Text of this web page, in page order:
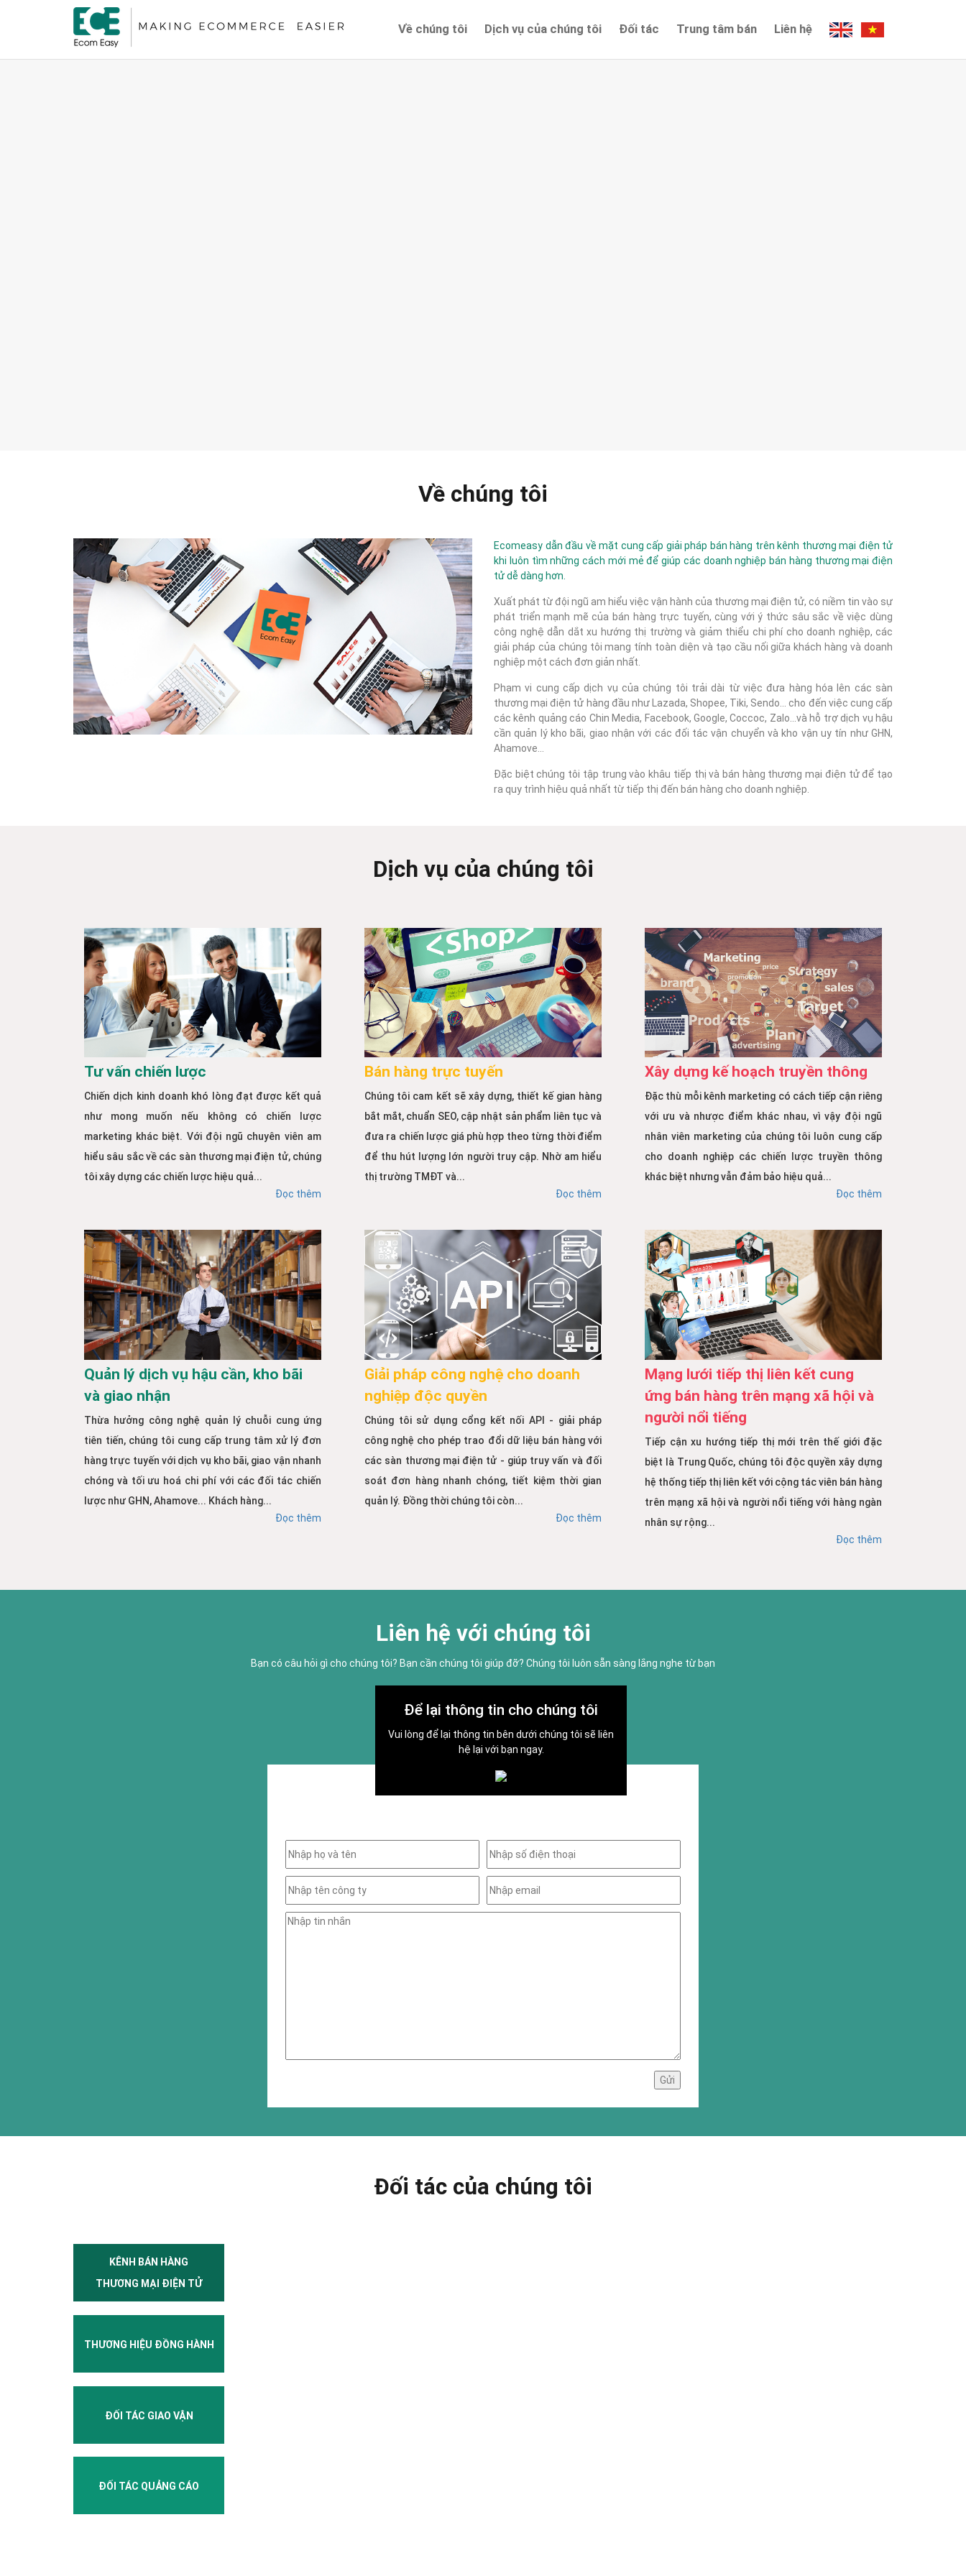
Về chúng tôi Dịch vụ của chúng tôi Đối tác Trung tâm bán Liên hệ
Về chúng tôi
Ecomeasy dẫn đầu về mặt cung cấp giải pháp bán hàng trên kênh thương mại điện tử
khi luôn tìm những cách mới mẻ để giúp các doanh nghiệp bán hàng thương mại điện
tử dễ dàng hơn.
Xuất phát từ đội ngũ am hiểu việc vận hành của thương mại điện tử, có niềm tin vào sự
phát triển mạnh mẽ của bán hàng trực tuyến, cùng với ý thức sâu sắc về việc dùng
công nghệ dẫn dắt xu hướng thị trường và giảm thiểu chi phí cho doanh nghiệp, các
giải pháp của chúng tôi mang tính toàn diện và tạo cầu nối giữa khách hàng và doanh
nghiệp một cách đơn giản nhất.
Phạm vi cung cấp dịch vụ của chúng tôi trải dài từ việc đưa hàng hóa lên các sàn
thương mại điện tử hàng đầu như Lazada, Shopee, Tiki, Sendo... cho đến việc cung cấp
các kênh quảng cáo Chin Media, Facebook, Google, Coccoc, Zalo...và hỗ trợ dịch vụ hậu
cần quản lý kho bãi, giao nhận với các đối tác vận chuyển và kho vận uy tín như GHN,
Ahamove...
Đặc biệt chúng tôi tập trung vào khâu tiếp thị và bán hàng thương mại điện tử để tạo
ra quy trình hiệu quả nhất từ tiếp thị đến bán hàng cho doanh nghiệp.
Dịch vụ của chúng tôi
Tư vấn chiến lược
Chiến dịch kinh doanh khó lòng đạt được kết quả
như mong muốn nếu không có chiến lược
marketing khác biệt. Với đội ngũ chuyên viên am
hiểu sâu sắc về các sàn thương mại điện tử, chúng
tôi xây dựng các chiến lược hiệu quả...
Đọc thêm
Bán hàng trực tuyến
Chúng tôi cam kết sẽ xây dựng, thiết kế gian hàng
bắt mắt, chuẩn SEO, cập nhật sản phẩm liên tục và
đưa ra chiến lược giá phù hợp theo từng thời điểm
để thu hút lượng lớn người truy cập. Nhờ am hiểu
thị trường TMĐT và...
Đọc thêm
Xây dựng kế hoạch truyền thông
Đặc thù mỗi kênh marketing có cách tiếp cận riêng
với ưu và nhược điểm khác nhau, vì vậy đội ngũ
nhân viên marketing của chúng tôi luôn cung cấp
cho doanh nghiệp các chiến lược truyền thông
khác biệt nhưng vẫn đảm bảo hiệu quả...
Đọc thêm
Quản lý dịch vụ hậu cần, kho bãi
và giao nhận
Thừa hưởng công nghệ quản lý chuỗi cung ứng
tiên tiến, chúng tôi cung cấp trung tâm xử lý đơn
hàng trực tuyến với dịch vụ kho bãi, giao vận nhanh
chóng và tối ưu hoá chi phí với các đối tác chiến
lược như GHN, Ahamove... Khách hàng...
Đọc thêm
Giải pháp công nghệ cho doanh
nghiệp độc quyền
Chúng tôi sử dụng cổng kết nối API - giải pháp
công nghệ cho phép trao đổi dữ liệu bán hàng với
các sàn thương mại điện tử - giúp truy vấn và đối
soát đơn hàng nhanh chóng, tiết kiệm thời gian
quản lý. Đồng thời chúng tôi còn...
Đọc thêm
Mạng lưới tiếp thị liên kết cung
ứng bán hàng trên mạng xã hội và
người nổi tiếng
Tiếp cận xu hướng tiếp thị mới trên thế giới đặc
biệt là Trung Quốc, chúng tôi độc quyền xây dựng
hệ thống tiếp thị liên kết với cộng tác viên bán hàng
trên mạng xã hội và người nổi tiếng với hàng ngàn
nhân sự rộng...
Đọc thêm
Liên hệ với chúng tôi
Bạn có câu hỏi gì cho chúng tôi? Bạn cần chúng tôi giúp đỡ? Chúng tôi luôn sẵn sàng lắng nghe từ bạn
Để lại thông tin cho chúng tôi
Vui lòng để lại thông tin bên dưới chúng tôi sẽ liên
hệ lại với bạn ngay.
Đối tác của chúng tôi
KÊNH BÁN HÀNG
THƯƠNG MẠI ĐIỆN TỬ
THƯƠNG HIỆU ĐỒNG HÀNH
ĐỐI TÁC GIAO VẬN
ĐỐI TÁC QUẢNG CÁO